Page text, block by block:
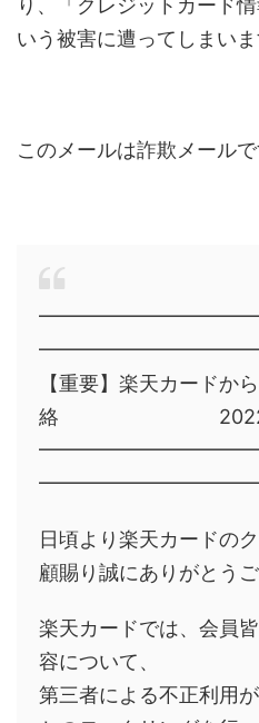
り、「クレジットカード
いう被害に遭ってしまいま
このメールは詐欺メール
【重要】楽天カードか
絡 2022/04/
日頃より楽天カードの
顧賜り誠にありがとうご
楽天カードでは、会員
容について、
第三者による不正利用